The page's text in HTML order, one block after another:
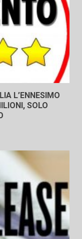
L’ENNESIMO
SOLO